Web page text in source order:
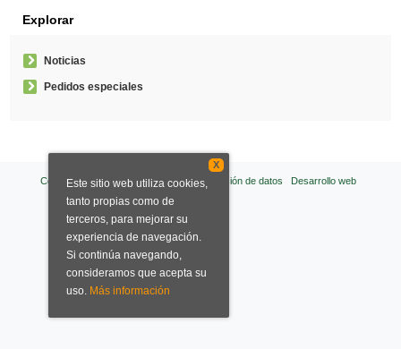
Explorar
Noticias
Pedidos especiales
Condiciones de venta Aviso legal Protección de datos Desarrollo web
X
Este sitio web utiliza cookies,
tanto propias como de
terceros, para mejorar su
experiencia de navegación.
Si continúa navegando,
consideramos que acepta su
uso. Más información